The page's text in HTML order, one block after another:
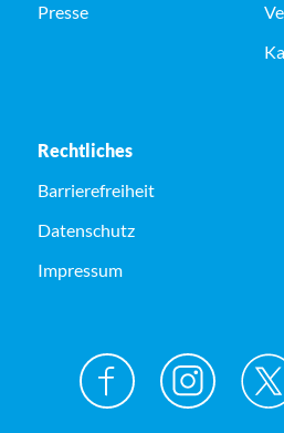
Presse
Rechtliches
Barrierefreiheit
Datenschutz
Impressum